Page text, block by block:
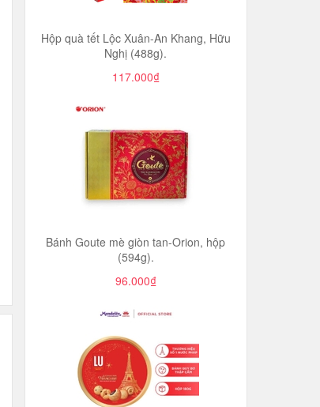
Hộp quà tết Lộc Xuân-An Khang, Hữu
Nghị (488g).
117.000₫
Bánh Goute mè giòn tan-Orion, hộp
(594g).
96.000₫